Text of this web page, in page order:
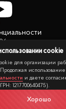
информация,
Условия продажи
без
cookie
для организации
и даете
1217700640475).
Хорошо